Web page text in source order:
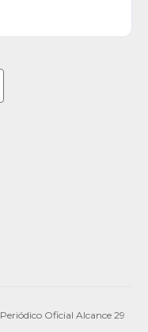
Periódico Oficial Alcance 29